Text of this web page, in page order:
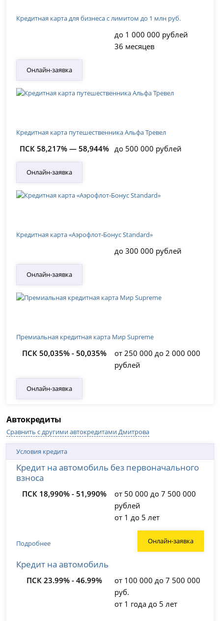
Кредитная карта для бизнеса с лимитом до 1 млн руб.
до 1 000 000 рублей
36 месяцев
Онлайн-заявка
Кредитная карта путешественника Альфа Тревел
ПСК 58,217% — 58,944% до 500 000 рублей
Онлайн-заявка
Кредитная карта «Аэрофлот-Бонус Standard»
до 300 000 рублей
Онлайн-заявка
Премиальная кредитная карта Мир Supreme
ПСК 50,035% - 50,035%
от 250 000 до 2 000 000
рублей
Онлайн-заявка
Автокредиты
Сравнить с другими автокредитами Дмитрова
Условия кредита
Кредит на автомобиль без первоначального
взноса
ПСК 18,990% - 51,990%
от 50 000 до 7 500 000
рублей
от 1 до 5 лет
Подробнее Онлайн-заявка
Кредит на автомобиль
ПСК 23.99% - 46.99%
от 100 000 до 7 500 000
руб.
от 1 года до 5 лет